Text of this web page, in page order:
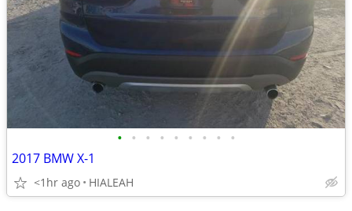
• • • • • • • • •
2017 BMW X-1
<1hr ago HIALEAH